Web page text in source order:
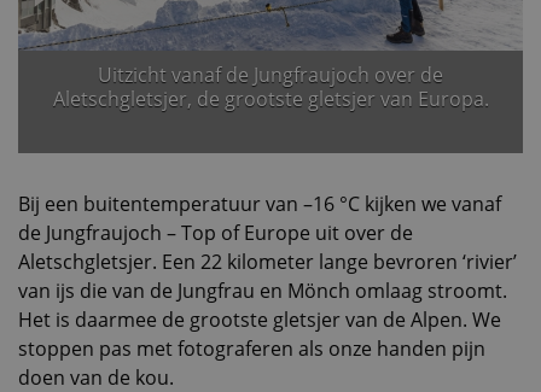
Uitzicht vanaf de Jungfraujoch over de
Aletschgletsjer, de grootste gletsjer van Europa.
Bij een buitentemperatuur van –16 °C kijken we vanaf
de Jungfraujoch – Top of Europe uit over de
Aletschgletsjer. Een 22 kilometer lange bevroren ‘rivier’
van ijs die van de Jungfrau en Mönch omlaag stroomt.
Het is daarmee de grootste gletsjer van de Alpen. We
stoppen pas met fotograferen als onze handen pijn
doen van de kou.